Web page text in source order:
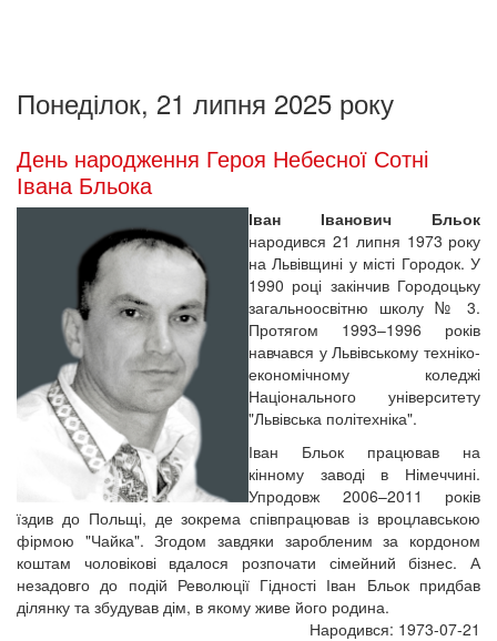
Понеділок, 21 липня 2025 року
День народження Героя Небесної Сотні
Івана Бльока
Іван Іванович Бльок
народився 21 липня 1973 року
на Львівщині у місті Городок. У
1990 році закінчив Городоцьку
загальноосвітню школу № 3.
Протягом 1993–1996 років
навчався у Львівському техніко-
економічному коледжі
Національного університету
"Львівська політехніка".
Іван Бльок працював на
кінному заводі в Німеччині.
Упродовж 2006–2011 років
їздив до Польщі, де зокрема співпрацював із вроцлавською
фірмою "Чайка". Згодом завдяки заробленим за кордоном
коштам чоловікові вдалося розпочати сімейний бізнес. А
незадовго до подій Революції Гідності Іван Бльок придбав
ділянку та збудував дім, в якому живе його родина.
Народився: 1973-07-21